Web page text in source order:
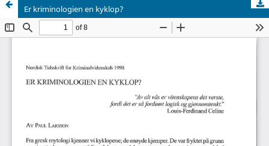
Er kriminologien en kyklop?